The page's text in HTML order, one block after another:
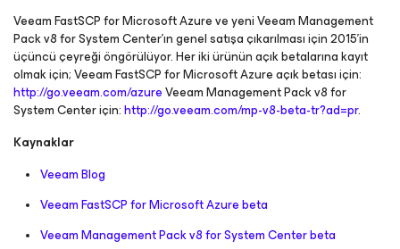
Veeam FastSCP for Microsoft Azure ve yeni Veeam Management
Pack v8 for System Center’ın genel satışa çıkarılması için 2015’in
üçüncü çeyreği öngörülüyor. Her iki ürünün açık betalarına kayıt
olmak için; Veeam FastSCP for Microsoft Azure açık betası için:
http://go.veeam.com/azureVeeam Management Pack v8 for
System Center için:http://go.veeam.com/mp-v8-beta-tr?ad=pr.
Kaynaklar
Veeam Blog
Veeam FastSCP for Microsoft Azure beta
Veeam Management Pack v8 for System Center beta